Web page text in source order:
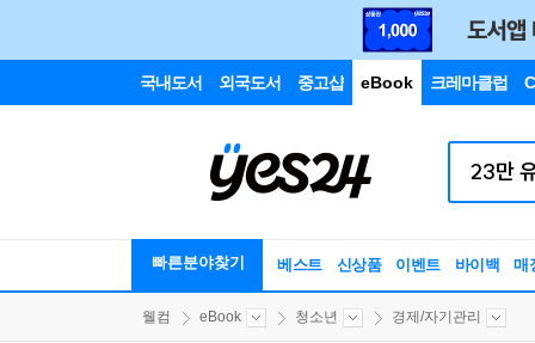
국내도서 외국도서 중고샵 eBook 크레마클럽
빠른분야찾기 베스트 신상품 이벤트 바이백 매
웰컴 eBook 청소년 경제/자기관리